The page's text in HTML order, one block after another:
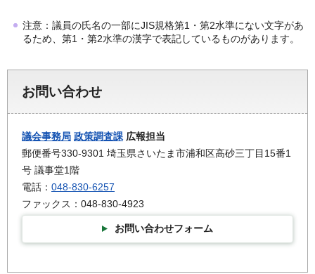
注意：議員の氏名の一部にJIS規格第1・第2水準にない文字があ
るため、第1・第2水準の漢字で表記しているものがあります。
お問い合わせ
議会事務局 政策調査課 広報担当
郵便番号330-9301 埼玉県さいたま市浦和区高砂三丁目15番1
号 議事堂1階
電話： 048-830-6257
ファックス：048-830-4923
お問い合わせフォーム